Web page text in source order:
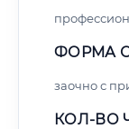
ФОРМА
заочно с
КОЛ-ВО